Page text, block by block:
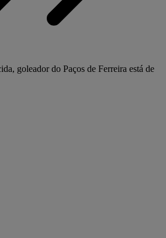
goleador do Paços de Ferreira está de